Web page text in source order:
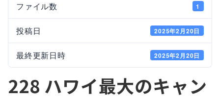
ファイル数 1
投稿日 2025年2月20日
最終更新日時 2025年2月20日
228 ハワイ最大のキャン